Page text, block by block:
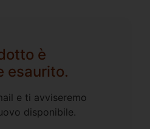
è
esaurito.
e ti avviseremo
disponibile.